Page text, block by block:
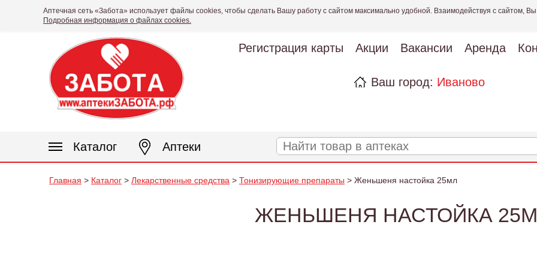
Аптечная сеть «Забота» использует файлы cookies, чтобы сделать Вашу работу с сайтом максимально удобной. Взаимодействуя с сайтом,
Подробная информация о файлах cookies.
Регистрация карты Акции Вакансии Аренда
Ваш город: Иваново
Каталог Аптеки
Главная > Каталог > Лекарственные средства > Тонизирующие препараты > Женьшеня настойка 25мл
ЖЕНЬШЕНЯ НАСТОЙКА